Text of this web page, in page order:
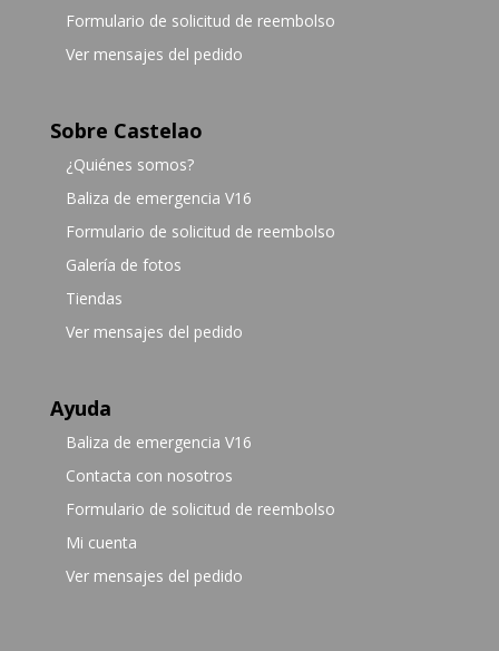
Formulario de solicitud de reembolso
Ver mensajes del pedido
Sobre Castelao
¿Quiénes somos?
Baliza de emergencia V16
Formulario de solicitud de reembolso
Galería de fotos
Tiendas
Ver mensajes del pedido
Ayuda
Baliza de emergencia V16
Contacta con nosotros
Formulario de solicitud de reembolso
Mi cuenta
Ver mensajes del pedido